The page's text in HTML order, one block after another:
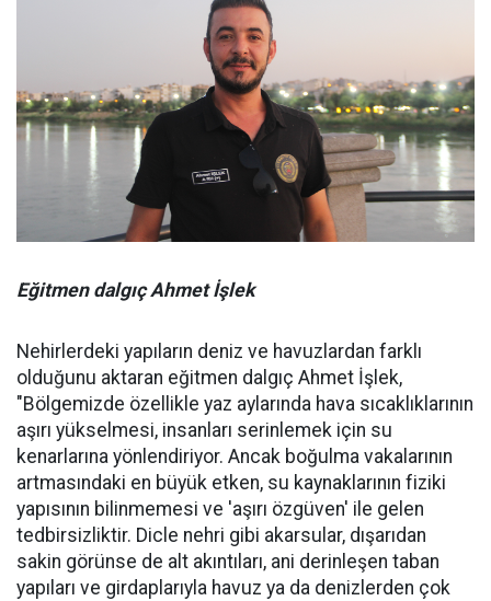
Eğitmen dalgıç Ahmet İşlek
Nehirlerdeki yapıların deniz ve havuzlardan farklı
olduğunu aktaran eğitmen dalgıç Ahmet İşlek,
"Bölgemizde özellikle yaz aylarında hava sıcaklıklarının
aşırı yükselmesi, insanları serinlemek için su
kenarlarına yönlendiriyor. Ancak boğulma vakalarının
artmasındaki en büyük etken, su kaynaklarının fiziki
yapısının bilinmemesi ve 'aşırı özgüven' ile gelen
tedbirsizliktir. Dicle nehri gibi akarsular, dışarıdan
sakin görünse de alt akıntıları, ani derinleşen taban
yapıları ve girdaplarıyla havuz ya da denizlerden çok